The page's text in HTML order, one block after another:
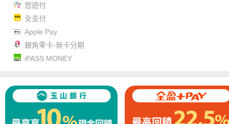
悠遊付
全支付
Apple Pay
銀角零卡-無卡分期
iPASS MONEY